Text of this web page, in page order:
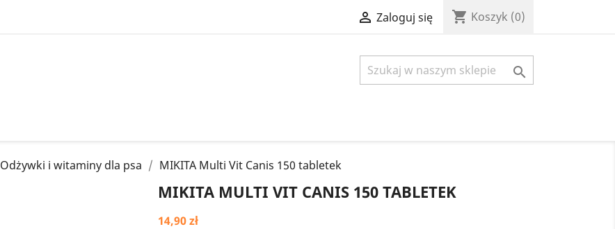
 Zaloguj się shopping_cart Koszyk (0)

Odżywki i witaminy dla psa MIKITA Multi Vit Canis 150 tabletek
MIKITA MULTI VIT CANIS 150 TABLETEK
14,90 zł